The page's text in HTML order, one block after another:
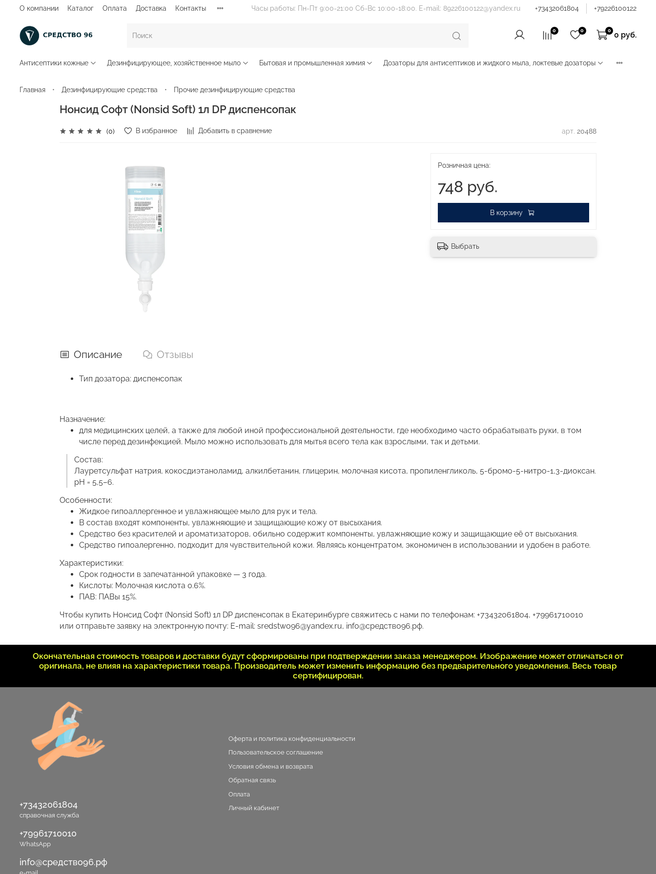
О компании Каталог Оплата Доставка Контакты Часы работы: Пн-Пт 9:00-21:00 Сб-Вс 10:00-18:00. E-mail: 89226100122@yandex.ru +73432061804 +79226100122
0 0 0
0 руб.
Антисептики кожные Дезинфицирующее, хозяйственное мыло Бытовая и промышленная химия Дозаторы для антисептиков и жидкого мыла, локтевые дозаторы
Главная Дезинфицирующие средства Прочие дезинфицирующие средства
Нонсид Софт (Nonsid Soft) 1л DP диспенсопак
(0) В избранное Добавить в сравнение арт. 20488
Розничная цена:
748 руб.
В корзину
Выбрать
Описание Отзывы
Тип дозатора: диспенсопак
Назначение:
для медицинских целей, а также для любой иной профессиональной деятельности, где необходимо часто обрабатывать руки, в том
числе перед дезинфекцией. Мыло можно использовать для мытья всего тела как взрослыми, так и детьми.
Состав:
Лауретсульфат натрия, кокосдиэтаноламид, алкилбетанин, глицерин, молочная кисота, пропиленгликоль, 5-бромо-5-нитро-1,3-диоксан.
pH = 5,5–6.
Особенности:
Жидкое гипоаллергенное и увлажняющее мыло для рук и тела.
В состав входят компоненты, увлажняющие и защищающие кожу от высыхания.
Средство без красителей и ароматизаторов, обильно содержит компоненты, увлажняющие кожу и защищающие её от высыхания.
Средство гипоалергенно, подходит для чувствительной кожи. Являясь концентратом, экономичен в использовании и удобен в работе.
Характеристики:
Срок годности в запечатанной упаковке — 3 года.
Кислоты: Молочная кислота 0.6%.
ПАВ: ПАВы 15%.
Чтобы купить Нонсид Софт (Nonsid Soft) 1л DP диспенсопак в Екатеринбурге свяжитесь с нами по телефонам: +73432061804, +79961710010
или отправьте заявку на электронную почту: E-mail: sredstwo96@yandex.ru, info@средство96.рф.
Окончательная стоимость товаров и доставки будут сформированы при подтверждении заказа менеджером. Изображение может отличаться от
оригинала, не влияя на характеристики товара. Производитель может изменить информацию без предварительного уведомления. Весь товар
сертифицирован.
Оферта и политика конфиденциальности
Пользовательское соглашение
Условия обмена и возврата
Обратная связь
Оплата
Личный кабинет
+73432061804
справочная служба
+79961710010
WhatsApp
info@средство96.рф